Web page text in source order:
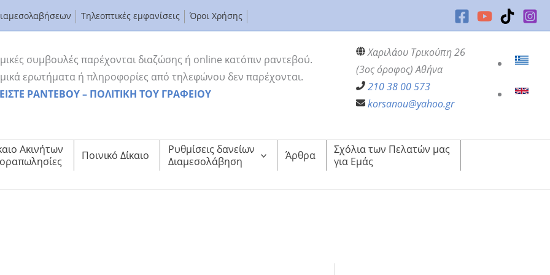
Τηλεοπτικές εμφανίσεις Όροι Χρήσης
συμβουλές παρέχονται διαζώσης ή online κατόπιν ραντεβού.
ερωτήματα ή πληροφορίες από τηλεφώνου δεν παρέχονται.
ΡΑΝΤΕΒΟΥ – ΠΟΛΙΤΙΚΗ ΤΟΥ ΓΡΑΦΕΙΟΥ
Χαριλάου Τρικούπη 26
(3ος όροφος) Αθήνα
210 38 00 573
korsanou@yahoo.gr
Ακινήτων
Ποινικό Δίκαιο
Ρυθμίσεις δανείων
Διαμεσολάβηση
Άρθρα
Σχόλια των Πελατών μας
για Εμάς